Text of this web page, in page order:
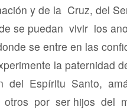
y de la Cruz, del
se puedan vivir los
se entre en las
la paternidad
del Espíritu Santo,
por ser hijos del